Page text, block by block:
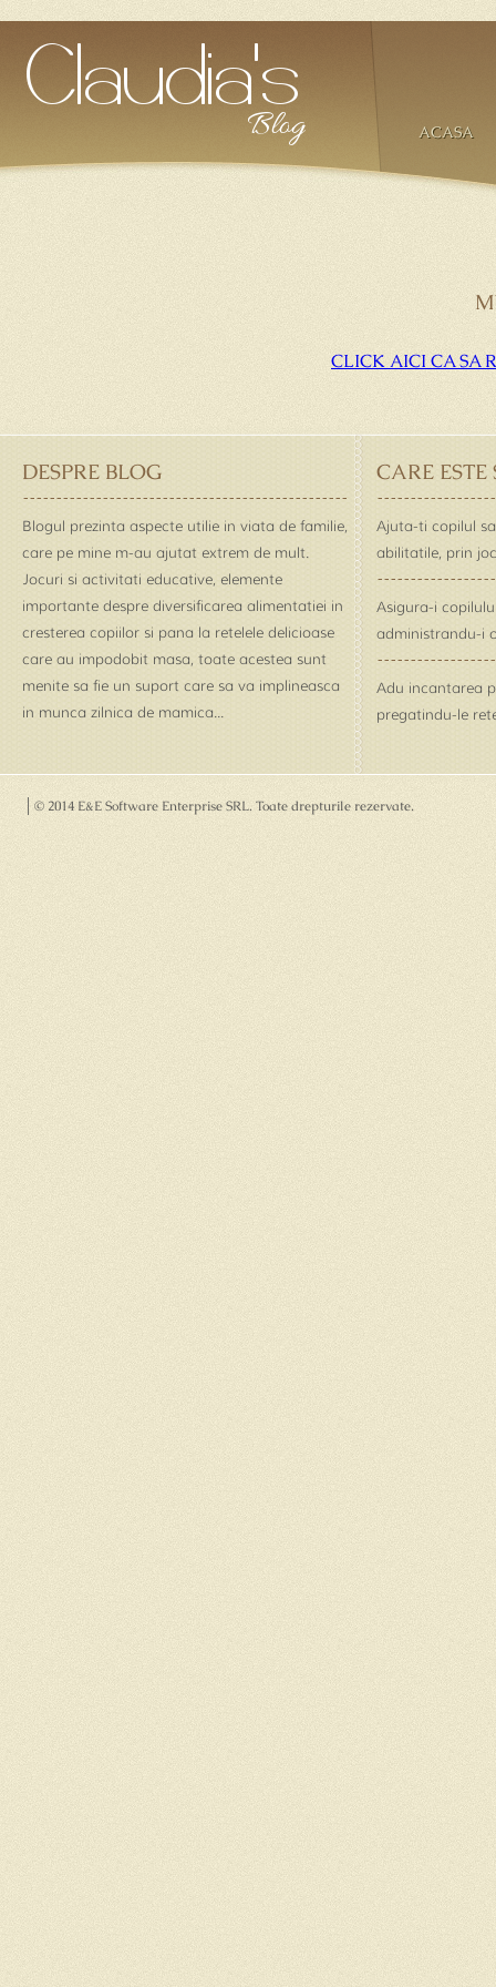
ACASA
CLICK AICI CA SA
DESPRE BLOG
Blogul prezinta aspecte utilie in viata de familie,
care pe mine m-au ajutat extrem de mult.
Jocuri si activitati educative, elemente
importante despre diversificarea alimentatiei in
cresterea copiilor si pana la retelele delicioase
care au impodobit masa, toate acestea sunt
menite sa fie un suport care sa va implineasca
in munca zilnica de mamica...
CARE ESTE
Ajuta-ti copilul
abilitatile, prin
Asigura-i
administrandu-i
Adu incantarea
pregatindu-le
© 2014 E&E Software Enterprise SRL. Toate drepturile rezervate.